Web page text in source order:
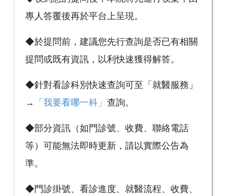
專人答覆後再於平台上呈現。
◆於提問前，建議您先行查詢是否已有相關
提問或既有資訊，以利快速獲得解答。
◆針對看診科別快速查詢可至「就醫服務」
→
「我要看哪一科」 查詢。
◆部分資訊（如門診號、收費、聯絡電話
等）可能無法即時更新，請以實際公告為
準。
◆門診掛號、看診進度、就醫流程、收費、